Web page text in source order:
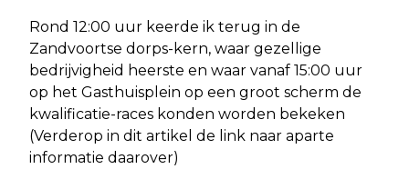
Rond 12:00 uur keerde ik terug in de
Zandvoortse dorps-kern, waar gezellige
bedrijvigheid heerste en waar vanaf 15:00 uur
op het Gasthuisplein op een groot scherm de
kwalificatie-races konden worden bekeken
(Verderop in dit artikel de link naar aparte
informatie daarover)